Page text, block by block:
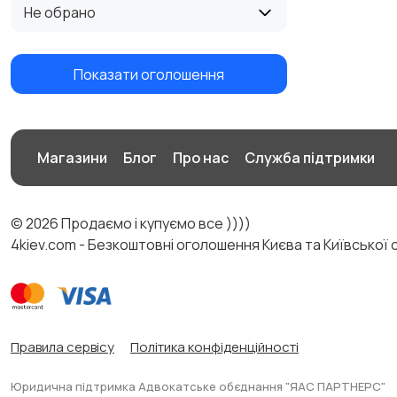
Не обрано
Показати оголошення
Магазини Блог Про нас Служба підтримки
© 2026 Продаємо і купуємо все ))))
4kiev.com - Безкоштовні оголошення Києва та Київської
Правила сервісу Політика конфіденційності
Юридична підтримка Адвокатське обєднання "ЯАС ПАРТНЕРС"